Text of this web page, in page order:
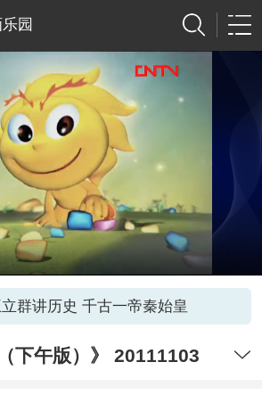
园
群讲历史 千古一帝秦始皇
下午版）》 20111103